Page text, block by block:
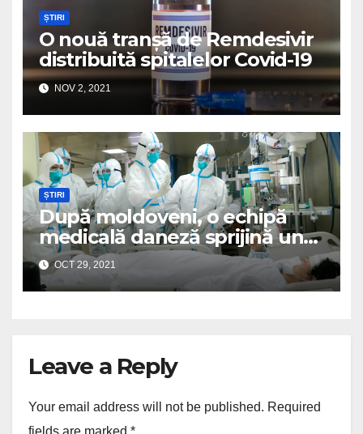
ȘTIRI
O nouă tranșă de Remdesivir
distribuită spitalelor Covid-19
NOV 2, 2021
ȘTIRI
După moldoveni, o echipă
medicală daneză sprijină un
spital românesc
OCT 29, 2021
Leave a Reply
Your email address will not be published. Required
fields are marked *